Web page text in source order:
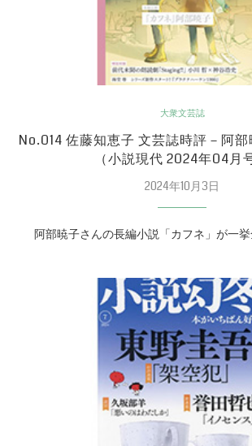
大衆文芸誌
No.014 佐藤知恵子 文芸誌時評－阿部
（小説現代 2024年04月
2024年10月3日
阿部暁子さんの長編小説「カフネ」が一